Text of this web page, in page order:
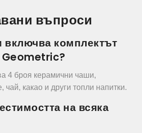
въпроси
включва комплектът
4 броя керамични чаши,
какао и други топли напитки.
на всяка